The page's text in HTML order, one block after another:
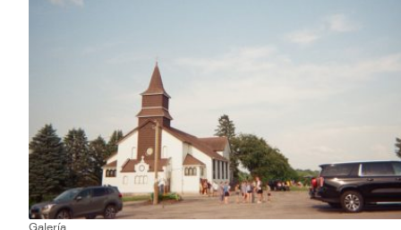
Galería